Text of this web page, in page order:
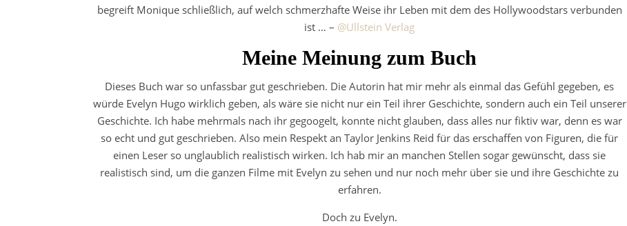
begreift Monique schließlich, auf welch schmerzhafte Weise ihr Leben mit dem des Hollywoodstars verbunden
ist … – @Ullstein Verlag
Meine Meinung zum Buch
Dieses Buch war so unfassbar gut geschrieben. Die Autorin hat mir mehr als einmal das Gefühl gegeben, es
würde Evelyn Hugo wirklich geben, als wäre sie nicht nur ein Teil ihrer Geschichte, sondern auch ein Teil unserer
Geschichte. Ich habe mehrmals nach ihr gegoogelt, konnte nicht glauben, dass alles nur fiktiv war, denn es war
so echt und gut geschrieben. Also mein Respekt an Taylor Jenkins Reid für das erschaffen von Figuren, die für
einen Leser so unglaublich realistisch wirken. Ich hab mir an manchen Stellen sogar gewünscht, dass sie
realistisch sind, um die ganzen Filme mit Evelyn zu sehen und nur noch mehr über sie und ihre Geschichte zu
erfahren.
Doch zu Evelyn.